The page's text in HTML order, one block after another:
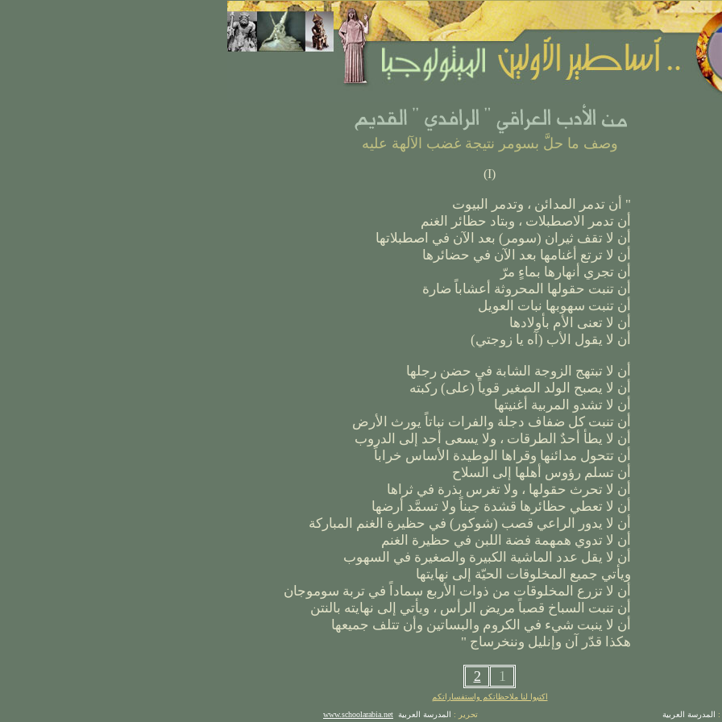
وصف ما حلَّ بسومر نتيجة غضب الآلهة عليه
(
I
)
" أن تدمر المدائن ، وتدمر البيوت
أن تدمر الاصطبلات ، وبتاد حظائر الغنم
أن لا تقف ثيران (سومر) بعد الآن في اصطبلاتها
أن لا ترتع أغنامها بعد الآن في حضائرها
أن تجري أنهارها بماءٍ مرّ
أن تنبت حقولها المحروثة أعشاباً ضارة
أن تنبت سهوبها نبات العويل
أن لا تعنى الأم بأولادها
أن لا يقول الأب (آه يا زوجتي)
أن لا تبتهج الزوجة الشابة في حضن رجلها
أن لا يصبح الولد الصغير قوياً (على) ركبته
أن لا تشدو المربية أغنيتها
أن تنبت كل ضفاف دجلة والفرات نباتاً يورث الأرض
أن لا يطأ أحدٌ الطرقات ، ولا يسعى أحد إلى الدروب
أن تتحول مدائنها وقراها الوطيدة الأساس خراباً
أن تسلم رؤوس أهلها إلى السلاح
أن لا تحرث حقولها ، ولا تغرس بذرة في ثراها
أن لا تعطي حظائرها قشدة جبناً ولا تسمَّد أرضها
أن لا يدور الراعي قصب (شوكور) في حظيرة الغنم المباركة
أن لا تدوي همهمة فضة اللبن في حظيرة الغنم
أن لا يقل عدد الماشية الكبيرة والصغيرة في السهوب
ويأتي جميع المخلوقات الحيّة إلى نهايتها
أن لا تزرع المخلوقات من ذوات الأربع سماداً في تربة سوموجان
أن تنبت السباخ قصباً مريض الرأس ، ويأتي إلى نهايته بالنتن
أن لا ينبت شيء في الكروم والبساتين وأن تتلف جميعها
هكذا قدّر آن وإنليل وننخرساج "­­­­­­­­­­­­­­­­­­­­­­­
2 1
اكتبوا لنا ملاحظاتكم واستفساراتكم
تحرير : المدرسة العربية www.schoolarabia.net : المدرسة العربية